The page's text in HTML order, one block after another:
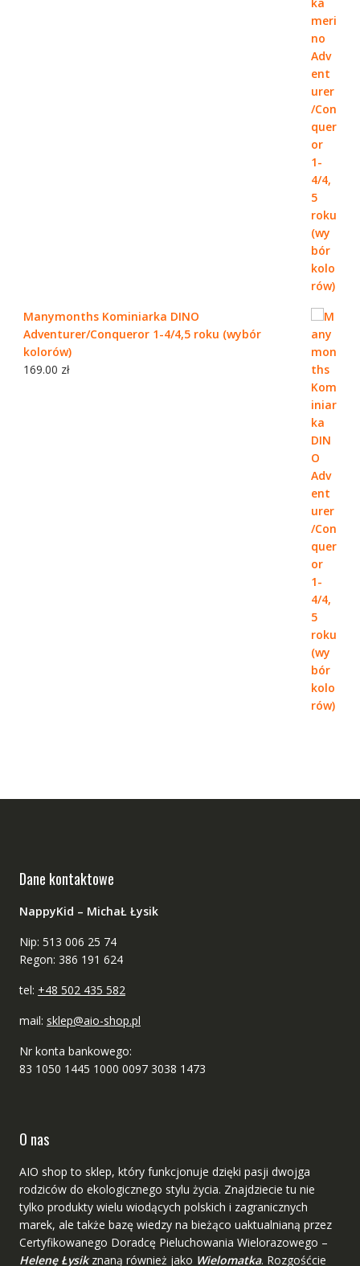
Manymonths Kominiarka DINO
Adventurer/Conqueror 1-4/4,5 roku (wybór
kolorów)
169.00 zł
Dane kontaktowe
NappyKid – MichaŁ Łysik
Nip: 513 006 25 74
Regon: 386 191 624
tel: +48 502 435 582
mail: sklep@aio-shop.pl
Nr konta bankowego:
83 1050 1445 1000 0097 3038 1473
O nas
AIO shop to sklep, który funkcjonuje dzięki pasji dwojga
rodziców do ekologicznego stylu życia. Znajdziecie tu nie
tylko produkty wielu wiodących polskich i zagranicznych
marek, ale także bazę wiedzy na bieżąco uaktualnianą przez
Certyfikowanego Doradcę Pieluchowania Wielorazowego –
Helenę Łysikznaną również jako Wielomatka. Rozgośćcie